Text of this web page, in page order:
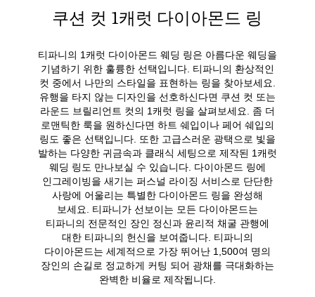
쿠션 컷 1캐럿 다이아몬드 링
티파니의 1캐럿 다이아몬드 웨딩 링은 아름다운 웨딩을
기념하기 위한 훌륭한 선택입니다. 티파니의 환상적인
컷 중에서 나만의 스타일을 표현하는 링을 찾아보세요.
유행을 타지 않는 디자인을 선호하신다면 쿠션 컷 또는
라운드 브릴리언트 컷의 1캐럿 링을 살펴보세요. 좀 더
로맨틱한 룩을 원하신다면 하트 쉐입이나 페어 쉐입의
링도 좋은 선택입니다. 또한 고급스러운 광택으로 빛을
발하는 다양한 귀금속과 클래식 세팅으로 제작된 1캐럿
웨딩 링도 만나보실 수 있습니다. 다이아몬드 링에
인그레이빙을 새기는 퍼스널 라이징 서비스로 단단한
사랑에 어울리는 특별한 다이아몬드 링을 완성해
보세요. 티파니가 선보이는 모든 다이아몬드는
티파니의 전문적인 장인 정신과 윤리적 채굴 관행에
대한 티파니의 헌신을 보여줍니다. 티파니의
다이아몬드는 세계적으로 가장 뛰어난 1,500여 명의
장인의 손길로 정교하게 커팅 되어 광채를 극대화하는
완벽한 비율로 제작됩니다.